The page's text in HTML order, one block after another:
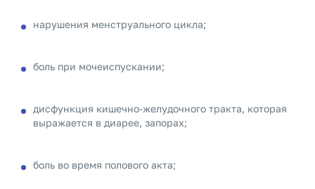
нарушения менструального цикла;
боль при мочеиспускании;
дисфункция кишечно-желудочного тракта, которая
выражается в диарее, запорах;
боль во время полового акта;